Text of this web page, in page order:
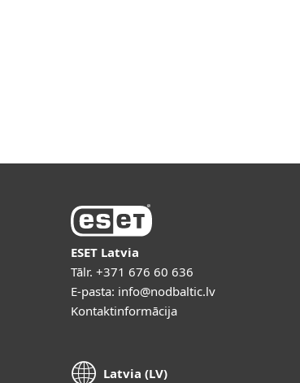
ESET Latvia
Tālr. +371 676 60 636
E-pasta: info@nodbaltic.lv
Kontaktinformācija
Latvia (LV)